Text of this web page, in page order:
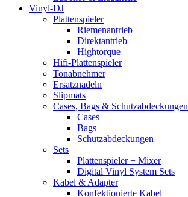
Vinyl-DJ
Plattenspieler
Riemenantrieb
Direktantrieb
Hightorque
Hifi-Plattenspieler
Tonabnehmer
Ersatznadeln
Slipmats
Cases, Bags & Schutzabdeckungen
Cases
Bags
Schutzabdeckungen
Sets
Plattenspieler + Mixer
Digital Vinyl System Sets
Kabel & Adapter
Konfektionierte Kabel